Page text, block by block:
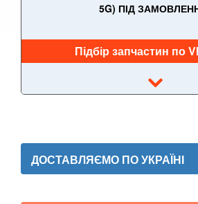
Cee'd III Sportwagen
X Cee’d
EV4
EV9
5G) ПІД
Підбір запчастин по
ДОСТАВЛЯЄМО ПО УКРАЇНІ